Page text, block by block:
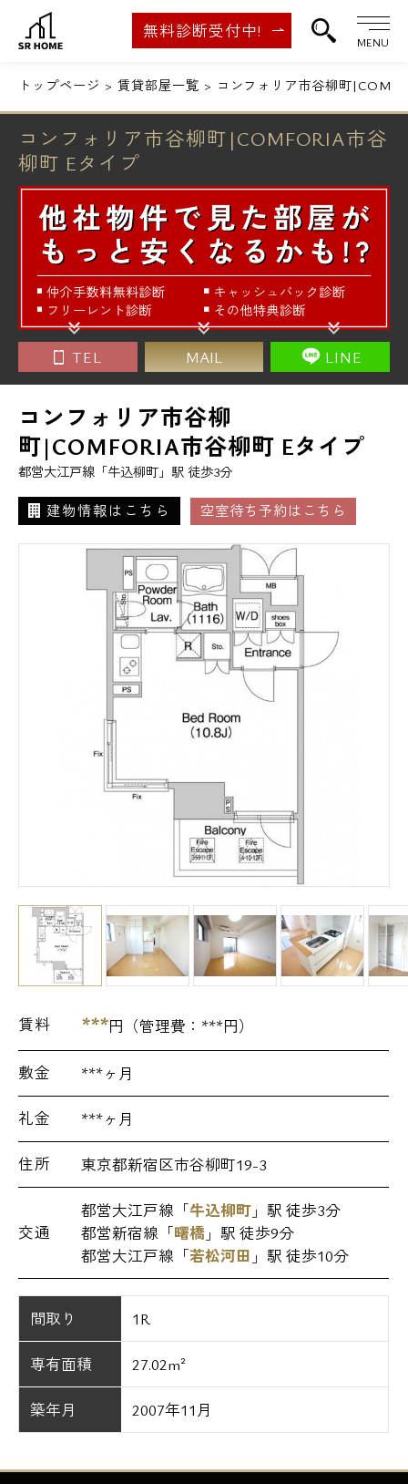
無料診断受付中!
MENU
トップページ 賃貸部屋一覧 コンフォリア市谷柳町
コンフォリア市谷柳町|COMFORIA市谷
柳町 Eタイプ
TEL MAIL LINE
コンフォリア市谷柳
町|COMFORIA市谷柳町 Eタイプ
都営大江戸線「牛込柳町」駅 徒歩3分
建物情報はこちら 空室待ち予約はこちら
賃料 ***円（管理費： ***円）
敷金 ***ヶ月
礼金 ***ヶ月
住所 東京都新宿区市谷柳町19-3
交通
都営大江戸線「牛込柳町 」駅 徒歩3分
都営新宿線「曙橋 」駅 徒歩9分
都営大江戸線「若松河田 」駅 徒歩10分
間取り 1R
専有面積 27.02m²
築年月 2007年11月